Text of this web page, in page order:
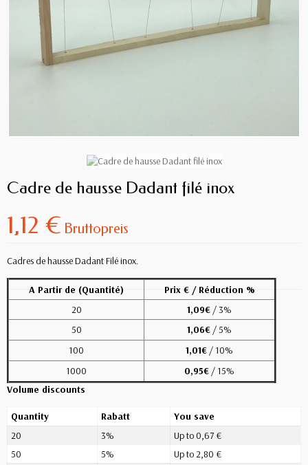
Cadre de hausse Dadant filé inox
1,12 € Bruttopreis
Cadres de hausse Dadant Filé inox.
A Partir de (Quantité)
Prix € / Réduction %
20
1,09€ / 3%
50
1,06€ / 5%
100
1,01€ / 10%
1000
0,95€ / 15%
Volume discounts
Quantity Rabatt
You save
20
3%
Up to 0,67 €
50
5%
Up to 2,80 €